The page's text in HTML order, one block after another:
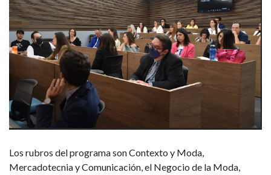
Los rubros del programa son Contexto y Moda,
Mercadotecnia y Comunicación, el Negocio de la Moda,